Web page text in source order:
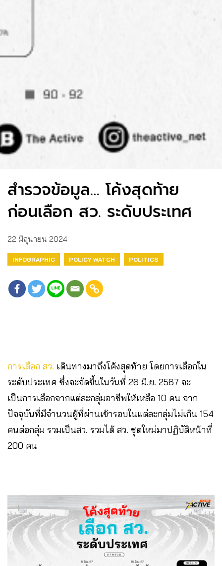
สำรวจข้อมูล… โค้งสุดท้าย
ก่อนเลือก สว. ระดับประเทศ
22 มิถุนายน 2024
INFOGRAPHIC POLICY WATCH POLITICS
การเลือก สว. เดินทางมาถึงโค้งสุดท้าย โดยการเลือกใน
ระดับประเทศ ซึ่งจะจัดขึ้นในวันที่ 26 มิ.ย. 2567 จะ
เป็นการเลือกจากแต่ละกลุ่มอาชีพให้เหลือ 10 คน จาก
ปัจจุบันที่มีจำนวนผู้ที่ผ่านเข้ารอบในแต่ละกลุ่มไม่เกิน 154
คนต่อกลุ่ม รวมเป็นสว. รวมได้ สว. ชุดใหม่มาปฏิบัติหน้าที่
200 คน